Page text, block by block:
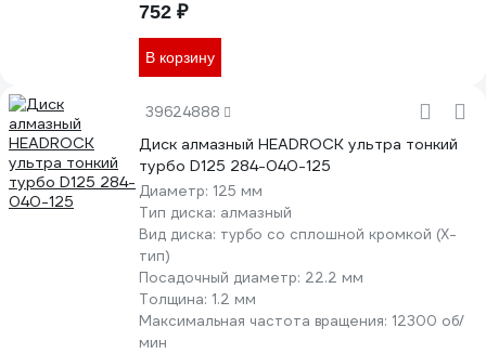
752 ₽
В корзину
39624888
Диск алмазный HEADROCK ультра тонкий
турбо D125 284-040-125
Диаметр: 125 мм
Тип диска: алмазный
Вид диска: турбо со сплошной кромкой (X-
тип)
Посадочный диаметр: 22.2 мм
Толщина: 1.2 мм
Максимальная частота вращения: 12300 об/
мин